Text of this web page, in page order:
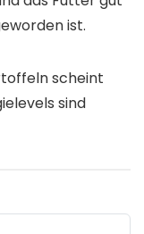
ist.
scheint
sind